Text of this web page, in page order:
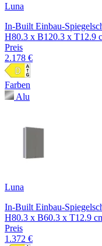
Luna
In-Built Einbau-
H80.3 x B120.3 x T12.9
Preis
2.178 €
Farben
Alu
Luna
In-Built Einbau-
H80.3 x B60.3 x T12.9
Preis
1.372 €